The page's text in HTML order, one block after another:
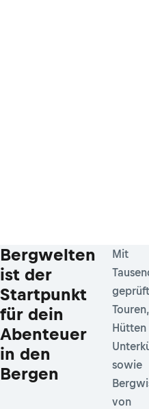
Bergwelten
ist der
Startpunkt
für dein
Abenteuer
in den
Bergen
Mit
Touren,
Hütten
sowie
von